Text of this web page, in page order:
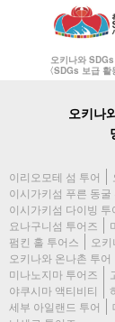
오키나와
〈SDGs 보급 활
오키나
이리오모테 섬 투어
이시가키섬 푸른 동굴
이시가키섬 다이빙 투
요나구니섬 투어즈
펌킨 홀 투어스
오
오키나와 온나촌 투어
미나노지마 투어즈
야쿠시마 액티비티
세부 아일랜드 투어